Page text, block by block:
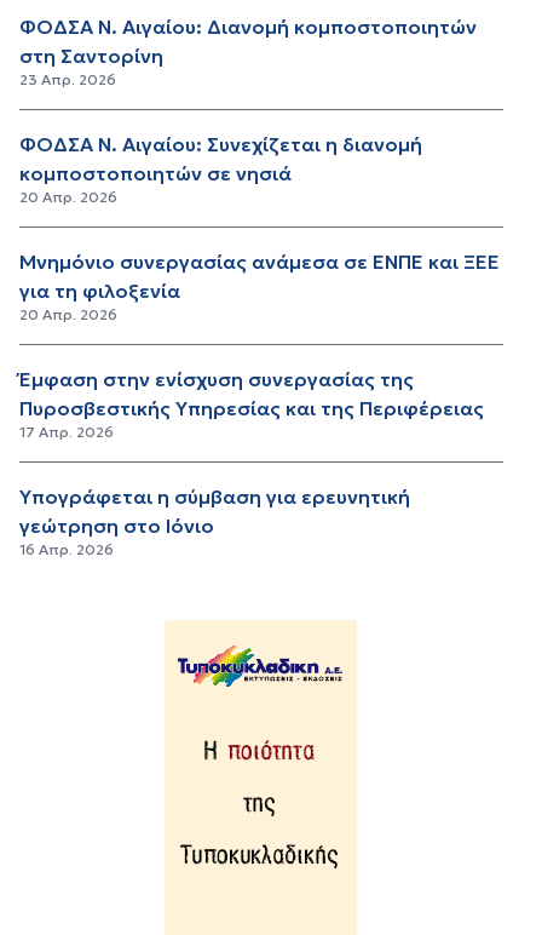
ΦΟΔΣΑ Ν. Αιγαίου: Διανομή κομποστοποιητών
στη Σαντορίνη
23 Απρ. 2026
ΦΟΔΣΑ Ν. Αιγαίου: Συνεχίζεται η διανομή
κομποστοποιητών σε νησιά
20 Απρ. 2026
Μνημόνιο συνεργασίας ανάμεσα σε ΕΝΠΕ και ΞΕΕ
για τη φιλοξενία
20 Απρ. 2026
Έμφαση στην ενίσχυση συνεργασίας της
Πυροσβεστικής Υπηρεσίας και της Περιφέρειας
17 Απρ. 2026
Υπογράφεται η σύμβαση για ερευνητική
γεώτρηση στο Ιόνιο
16 Απρ. 2026